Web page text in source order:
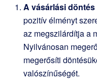
A vásárlási
pozitív élményt
az megszilárdítja a
Nyilvánosan
megerősíti
valószínűségét.